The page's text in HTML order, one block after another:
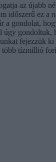
az újabb
időszerű ez a
a gondolat,
úgy gondoltuk,
fejezzük
tízmillió